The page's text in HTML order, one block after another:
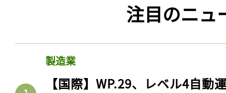
注目のニュ
製造業
【国際】WP.29、レベル4自動